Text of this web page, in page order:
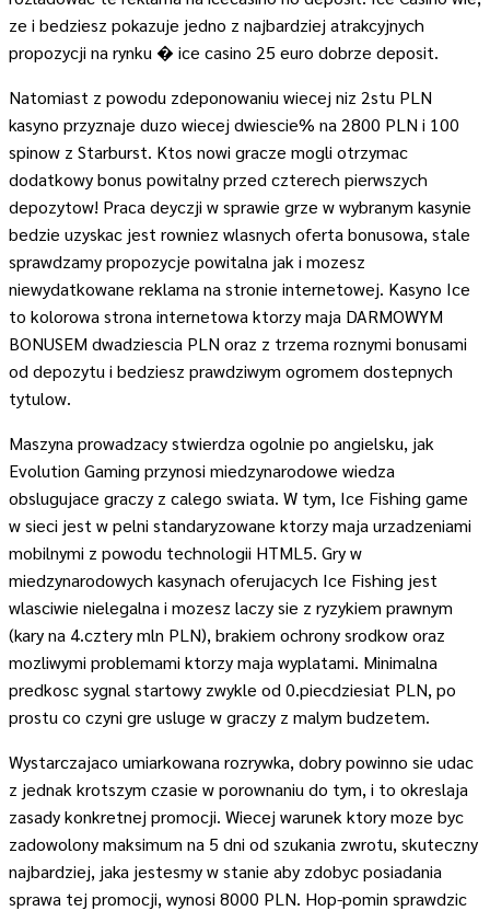
ze i bedziesz pokazuje jedno z najbardziej atrakcyjnych
propozycji na rynku � ice casino 25 euro dobrze deposit.
Natomiast z powodu zdeponowaniu wiecej niz 2stu PLN
kasyno przyznaje duzo wiecej dwiescie% na 2800 PLN i 100
spinow z Starburst. Ktos nowi gracze mogli otrzymac
dodatkowy bonus powitalny przed czterech pierwszych
depozytow! Praca deyczji w sprawie grze w wybranym kasynie
bedzie uzyskac jest rowniez wlasnych oferta bonusowa, stale
sprawdzamy propozycje powitalna jak i mozesz
niewydatkowane reklama na stronie internetowej. Kasyno Ice
to kolorowa strona internetowa ktorzy maja DARMOWYM
BONUSEM dwadziescia PLN oraz z trzema roznymi bonusami
od depozytu i bedziesz prawdziwym ogromem dostepnych
tytulow.
Maszyna prowadzacy stwierdza ogolnie po angielsku, jak
Evolution Gaming przynosi miedzynarodowe wiedza
obslugujace graczy z calego swiata. W tym, Ice Fishing game
w sieci jest w pelni standaryzowane ktorzy maja urzadzeniami
mobilnymi z powodu technologii HTML5. Gry w
miedzynarodowych kasynach oferujacych Ice Fishing jest
wlasciwie nielegalna i mozesz laczy sie z ryzykiem prawnym
(kary na 4.cztery mln PLN), brakiem ochrony srodkow oraz
mozliwymi problemami ktorzy maja wyplatami. Minimalna
predkosc sygnal startowy zwykle od 0.piecdziesiat PLN, po
prostu co czyni gre usluge w graczy z malym budzetem.
Wystarczajaco umiarkowana rozrywka, dobry powinno sie udac
z jednak krotszym czasie w porownaniu do tym, i to okreslaja
zasady konkretnej promocji. Wiecej warunek ktory moze byc
zadowolony maksimum na 5 dni od szukania zwrotu, skuteczny
najbardziej, jaka jestesmy w stanie aby zdobyc posiadania
sprawa tej promocji, wynosi 8000 PLN. Hop-pomin sprawdzic